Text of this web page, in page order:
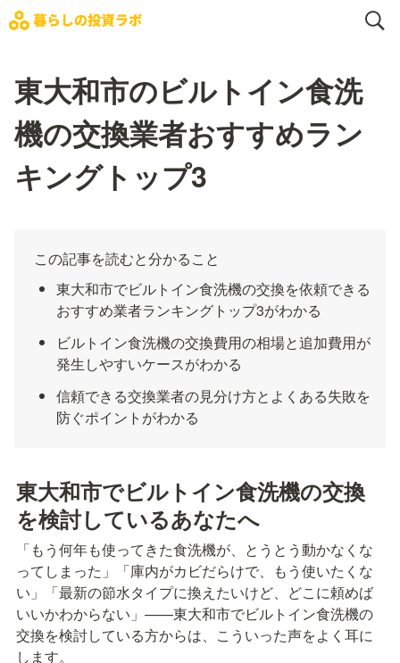
東大和市のビルトイン食洗
機の交換業者おすすめラン
キングトップ3
この記事を読むと分かること
東大和市でビルトイン食洗機の交換を依頼できる
おすすめ業者ランキングトップ3がわかる
ビルトイン食洗機の交換費用の相場と追加費用が
発生しやすいケースがわかる
信頼できる交換業者の見分け方とよくある失敗を
防ぐポイントがわかる
東大和市でビルトイン食洗機の交換
を検討しているあなたへ
「もう何年も使ってきた食洗機が、とうとう動かなくな
ってしまった」「庫内がカビだらけで、もう使いたくな
い」「最新の節水タイプに換えたいけど、どこに頼めば
いいかわからない」——東大和市でビルトイン食洗機の
交換を検討している方からは、こういった声をよく耳に
します。